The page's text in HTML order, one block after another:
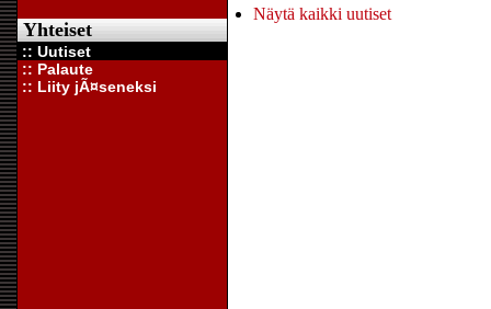
Yhteiset
:: Uutiset
:: Palaute
:: Liity jÃ¤seneksi
Näytä kaikki uutiset